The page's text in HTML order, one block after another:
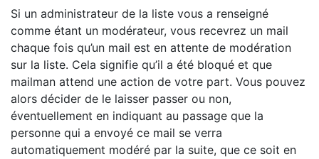
Si un administrateur de la liste vous a renseigné
comme étant un modérateur, vous recevrez un mail
chaque fois qu’un mail est en attente de modération
sur la liste. Cela signifie qu’il a été bloqué et que
mailman attend une action de votre part. Vous pouvez
alors décider de le laisser passer ou non,
éventuellement en indiquant au passage que la
personne qui a envoyé ce mail se verra
automatiquement modéré par la suite, que ce soit en